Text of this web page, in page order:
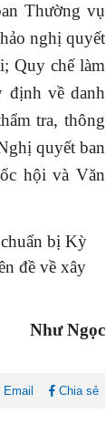
Thường vụ
nghị quyết
Quy chế làm
định về danh
tra, thông
quyết ban
hội và Văn
bị Kỳ
đề về xây
Như Ngọc
Email Chia sẻ